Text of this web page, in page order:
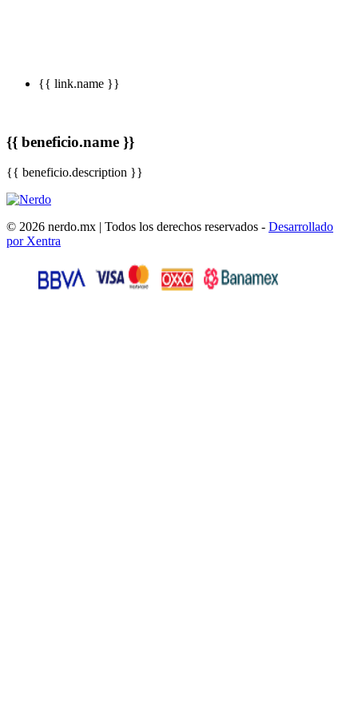
{{ link.name }}
{{ beneficio.name }}
{{ beneficio.description }}
© 2026 nerdo.mx | Todos los derechos reservados - Desarrollado
por Xentra